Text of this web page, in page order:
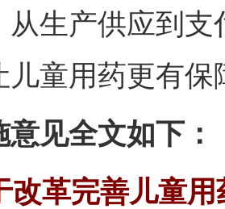
从生产供应到
儿童用药更有保
全文如下：
改革完善儿童